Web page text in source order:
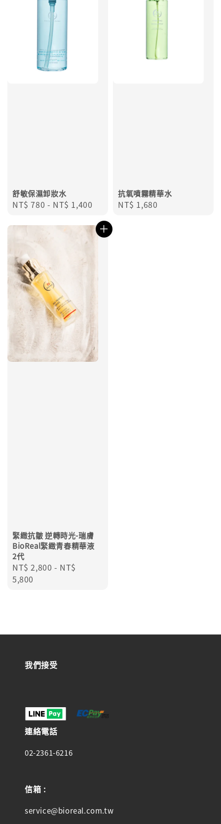
舒敏保濕卸妝水
Regular
NT$ 780 - NT$ 1,400
抗氧噴霧精華水
Regular
NT$ 1,680
緊緻抗皺 逆轉時光-瑞膚
BioReal緊緻青春精華液
2代
Regular
price
NT$ 2,800 - NT$
5,800
我們接受
連絡電話
02-2361-6216
信箱 :
service@bioreal.com.tw